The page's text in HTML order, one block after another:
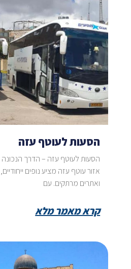
הסעות לעוטף עזה
הסעות לעוטף עזה – הדרך
אזור עוטף עזה מציע נופים
ואתרים מרתקים. עם
קרא מאמר מלא